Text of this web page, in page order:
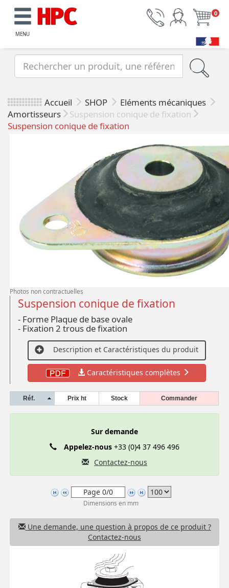
MENU
0
Accueil SHOP
Eléments mécaniques
Amortisseurs
Suspension conique de fixation
Suspension conique de fixation
Photos non contractuelles
Suspension conique de fixation
- Forme Plaque de base ovale
- Fixation 2 trous de fixation
Description et Caractéristiques du produit
Caractéristiques complètes
Réf. Prix ht Stock Commander
Sur demande
Appelez-nous +33 (0)4 37 496 496
Contactez-nous
Dimensions en mm
Une demande, une question à propos de ce produit ?
Contactez-nous